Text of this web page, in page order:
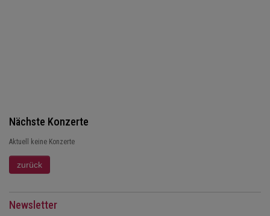
Nächste Konzerte
Aktuell keine Konzerte
Newsletter